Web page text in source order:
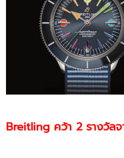
Breitling คว้า 2 รางวัล